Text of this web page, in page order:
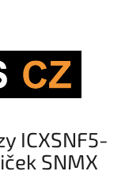
ICXSNF5-
SNMX